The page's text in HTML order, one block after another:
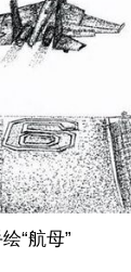
“航母”